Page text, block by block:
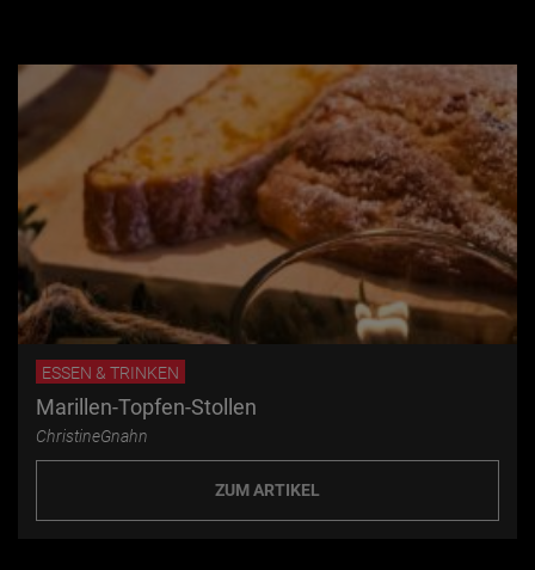
ESSEN & TRINKEN
Marillen-Topfen-Stollen
ChristineGnahn
ZUM ARTIKEL